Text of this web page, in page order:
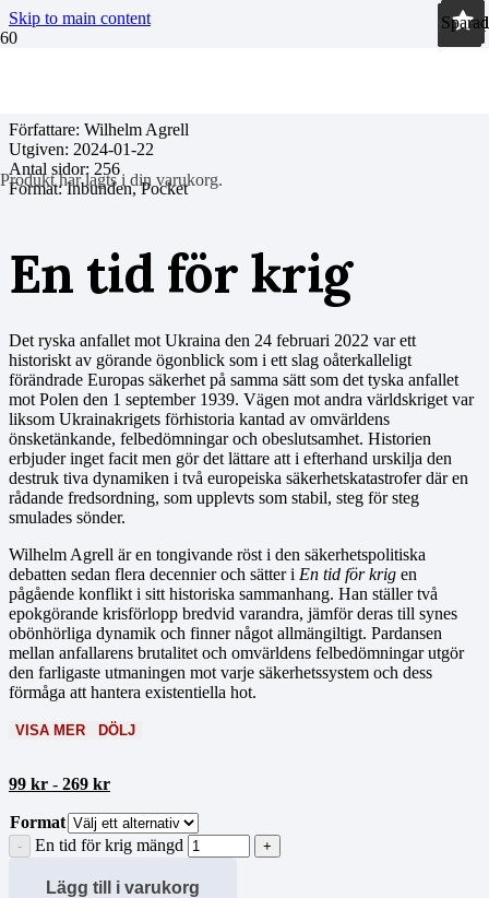
Skip to main content
Produkthar lagts i din varukorg.
Författare: Wilhelm Agrell
Utgiven: 2024-01-22
Antal sidor: 256
Format: Inbunden, Pocket
En tid för krig
Det ryska anfallet mot Ukraina den 24 februari 2022 var ett
historiskt av görande ögonblick som i ett slag oåterkalleligt
förändrade Europas säkerhet på samma sätt som det tyska anfallet
mot Polen den 1 september 1939. Vägen mot andra världskriget var
liksom Ukrainakrigets förhistoria kantad av omvärldens
önsketänkande, felbedömningar och obeslutsamhet. Historien
erbjuder inget facit men gör det lättare att i efterhand urskilja den
destruk tiva dynamiken i två europeiska säkerhetskatastrofer där en
rådande fredsordning, som upplevts som stabil, steg för steg
smulades sönder.
Wilhelm Agrell är en tongivande röst i den säkerhetspolitiska
debatten sedan flera decennier och sätter i En tid för krig en
pågående konflikt i sitt historiska sammanhang. Han ställer två
epokgörande krisförlopp bredvid varandra, jämför deras till synes
obönhörliga dynamik och finner något allmängiltigt. Pardansen
mellan anfallarens brutalitet och omvärldens felbedömningar utgör
den farligaste utmaningen mot varje säkerhetssystem och dess
förmåga att hantera existentiella hot.
VISA MER DÖLJ
99 kr - 269 kr
Format
En tid för krig mängd
Lägg till i varukorg
Sparad
Sparad
Sparad
Sparad
Sparad
Sparad
Sparad
Sparad
Sparad
Sparad
Sparad